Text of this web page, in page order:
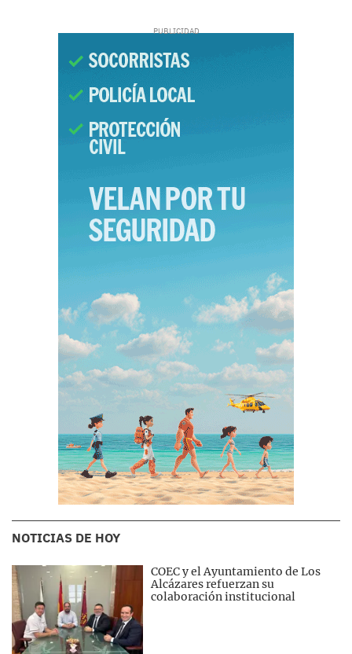
NOTICIAS DE HOY
COEC y el Ayuntamiento de Los
Alcázares refuerzan su
colaboración institucional